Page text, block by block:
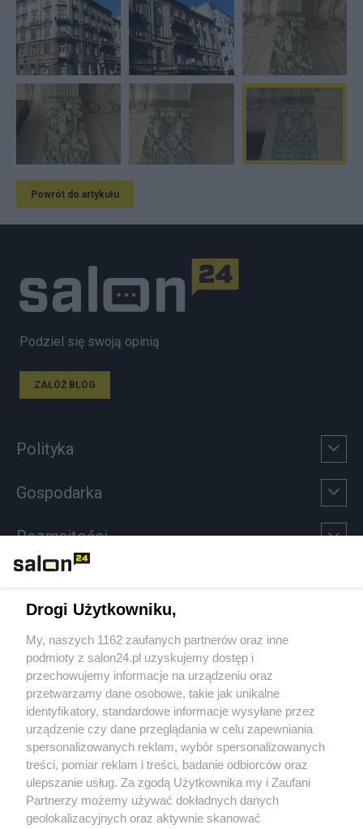
Powrót do artykułu
Podziel się swoją opinią
ZAŁÓŻ BLOG
Polityka
Gospodarka
Rozmaitości
Sport
Społeczeństwo
Kultura
X Facebook Instagram Youtube
Drogi Użytkowniku,
My, naszych 1162 zaufanych partnerów oraz inne
podmioty z salon24.pl uzyskujemy dostęp i
przechowujemy informacje na urządzeniu oraz
przetwarzamy dane osobowe, takie jak unikalne
identyfikatory, standardowe informacje wysyłane przez
urządzenie czy dane przeglądania w celu zapewniania
spersonalizowanych reklam, wybór spersonalizowanych
treści, pomiar reklam i treści, badanie odbiorców oraz
ulepszanie usług. Za zgodą Użytkownika my i Zaufani
Partnerzy możemy używać dokładnych danych
geolokalizacyjnych oraz aktywnie skanować